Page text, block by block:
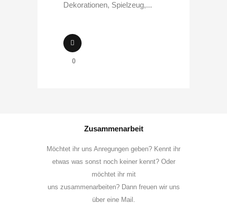
Dekorationen, Spielzeug,...
0
Zusammenarbeit
Möchtet ihr uns Anregungen geben? Kennt ihr
etwas was sonst noch keiner kennt? Oder
möchtet ihr mit
uns zusammenarbeiten? Dann freuen wir uns
über eine Mail.